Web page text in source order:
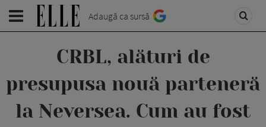
Adaugă ca sursă
CRBL, alături de
presupusa nouă parteneră
la Neversea. Cum au fost